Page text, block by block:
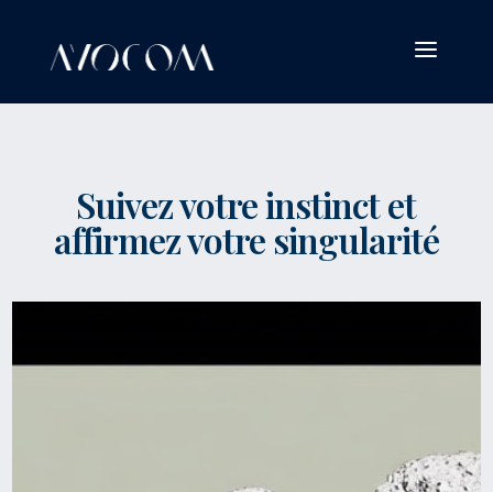
a
Suivez votre instinct et
affirmez votre singularité